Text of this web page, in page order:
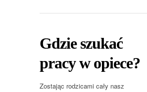
Gdzie szukać
pracy w opiece?
Zostając rodzicami cały nasz